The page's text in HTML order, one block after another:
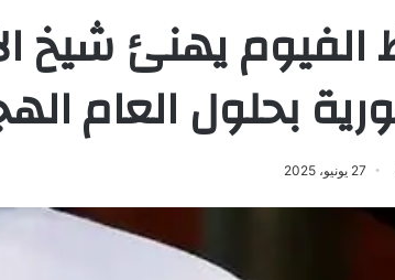
يهنئ شيخ
بحلول العام
27 يونيو، 2025